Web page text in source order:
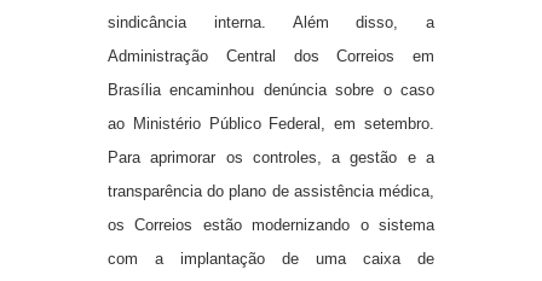
sindicância interna. Além disso, a
Administração Central dos Correios em
Brasília encaminhou denúncia sobre o caso
ao Ministério Público Federal, em setembro.
Para aprimorar os controles, a gestão e a
transparência do plano de assistência médica,
os Correios estão modernizando o sistema
com a implantação de uma caixa de